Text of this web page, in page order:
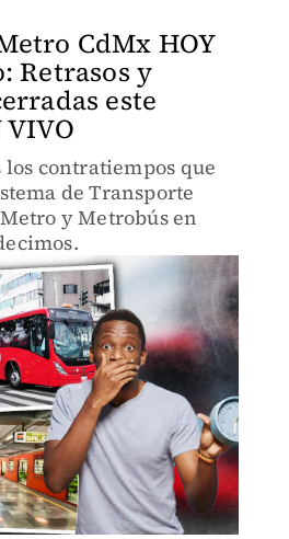
CdMx HOY
Retrasos y
este
los contratiempos que
de Transporte
y Metrobús en